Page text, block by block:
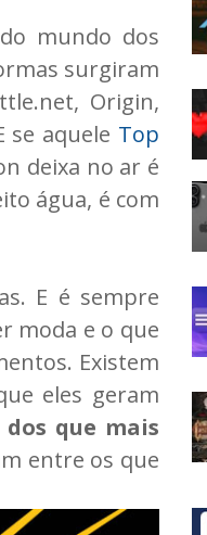
mundo dos
surgiram
Origin,
se aquele Top
deixa no ar é
água, é com
E é sempre
moda e o que
Existem
eles geram
que mais
entre os que